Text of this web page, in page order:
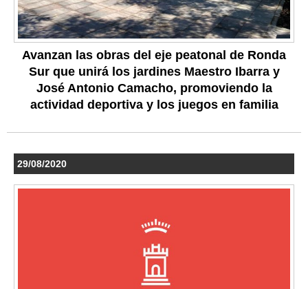
Avanzan las obras del eje peatonal de Ronda
Sur que unirá los jardines Maestro Ibarra y
José Antonio Camacho, promoviendo la
actividad deportiva y los juegos en familia
29/08/2020